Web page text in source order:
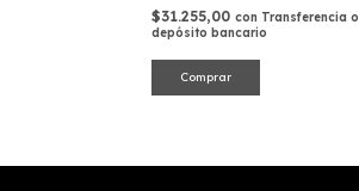
$31.255,00 con Transferencia o
depósito bancario